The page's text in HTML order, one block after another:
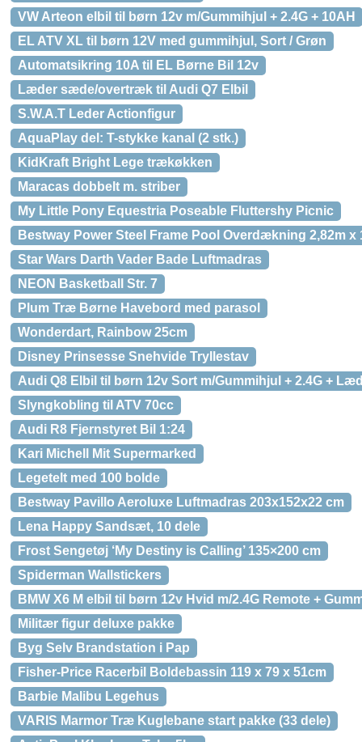
VW Arteon elbil til børn 12v m/Gummihjul + 2.4G + 10AH
EL ATV XL til børn 12V med gummihjul, Sort / Grøn
Automatsikring 10A til EL Børne Bil 12v
Læder sæde/overtræk til Audi Q7 Elbil
S.W.A.T Leder Actionfigur
AquaPlay del: T-stykke kanal (2 stk.)
KidKraft Bright Lege trækøkken
Maracas dobbelt m. striber
My Little Pony Equestria Poseable Fluttershy Picnic
Bestway Power Steel Frame Pool Overdækning 2,82m x
Star Wars Darth Vader Bade Luftmadras
NEON Basketball Str. 7
Plum Træ Børne Havebord med parasol
Wonderdart, Rainbow 25cm
Disney Prinsesse Snehvide Tryllestav
Audi Q8 Elbil til børn 12v Sort m/Gummihjul + 2.4G +
Slyngkobling til ATV 70cc
Audi R8 Fjernstyret Bil 1:24
Kari Michell Mit Supermarked
Legetelt med 100 bolde
Bestway Pavillo Aeroluxe Luftmadras 203x152x22 cm
Lena Happy Sandsæt, 10 dele
Frost Sengetøj ‘My Destiny is Calling’ 135×200 cm
Spiderman Wallstickers
BMW X6 M elbil til børn 12v Hvid m/2.4G Remote +
Militær figur deluxe pakke
Byg Selv Brandstation i Pap
Fisher-Price Racerbil Boldebassin 119 x 79 x 51cm
Barbie Malibu Legehus
VARIS Marmor Træ Kuglebane start pakke (33 dele)